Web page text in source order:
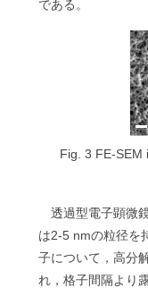
である。
Fig. 3 FE-
透過型電子顕微
は2-5 nmの粒径を
子について，高分
れ，格子間隔より